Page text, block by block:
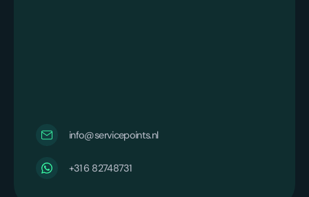
info@servicepoints.nl
‪+31 6 82748731‬